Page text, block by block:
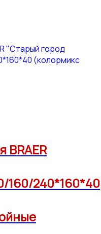
BRAER
160/240*160*40